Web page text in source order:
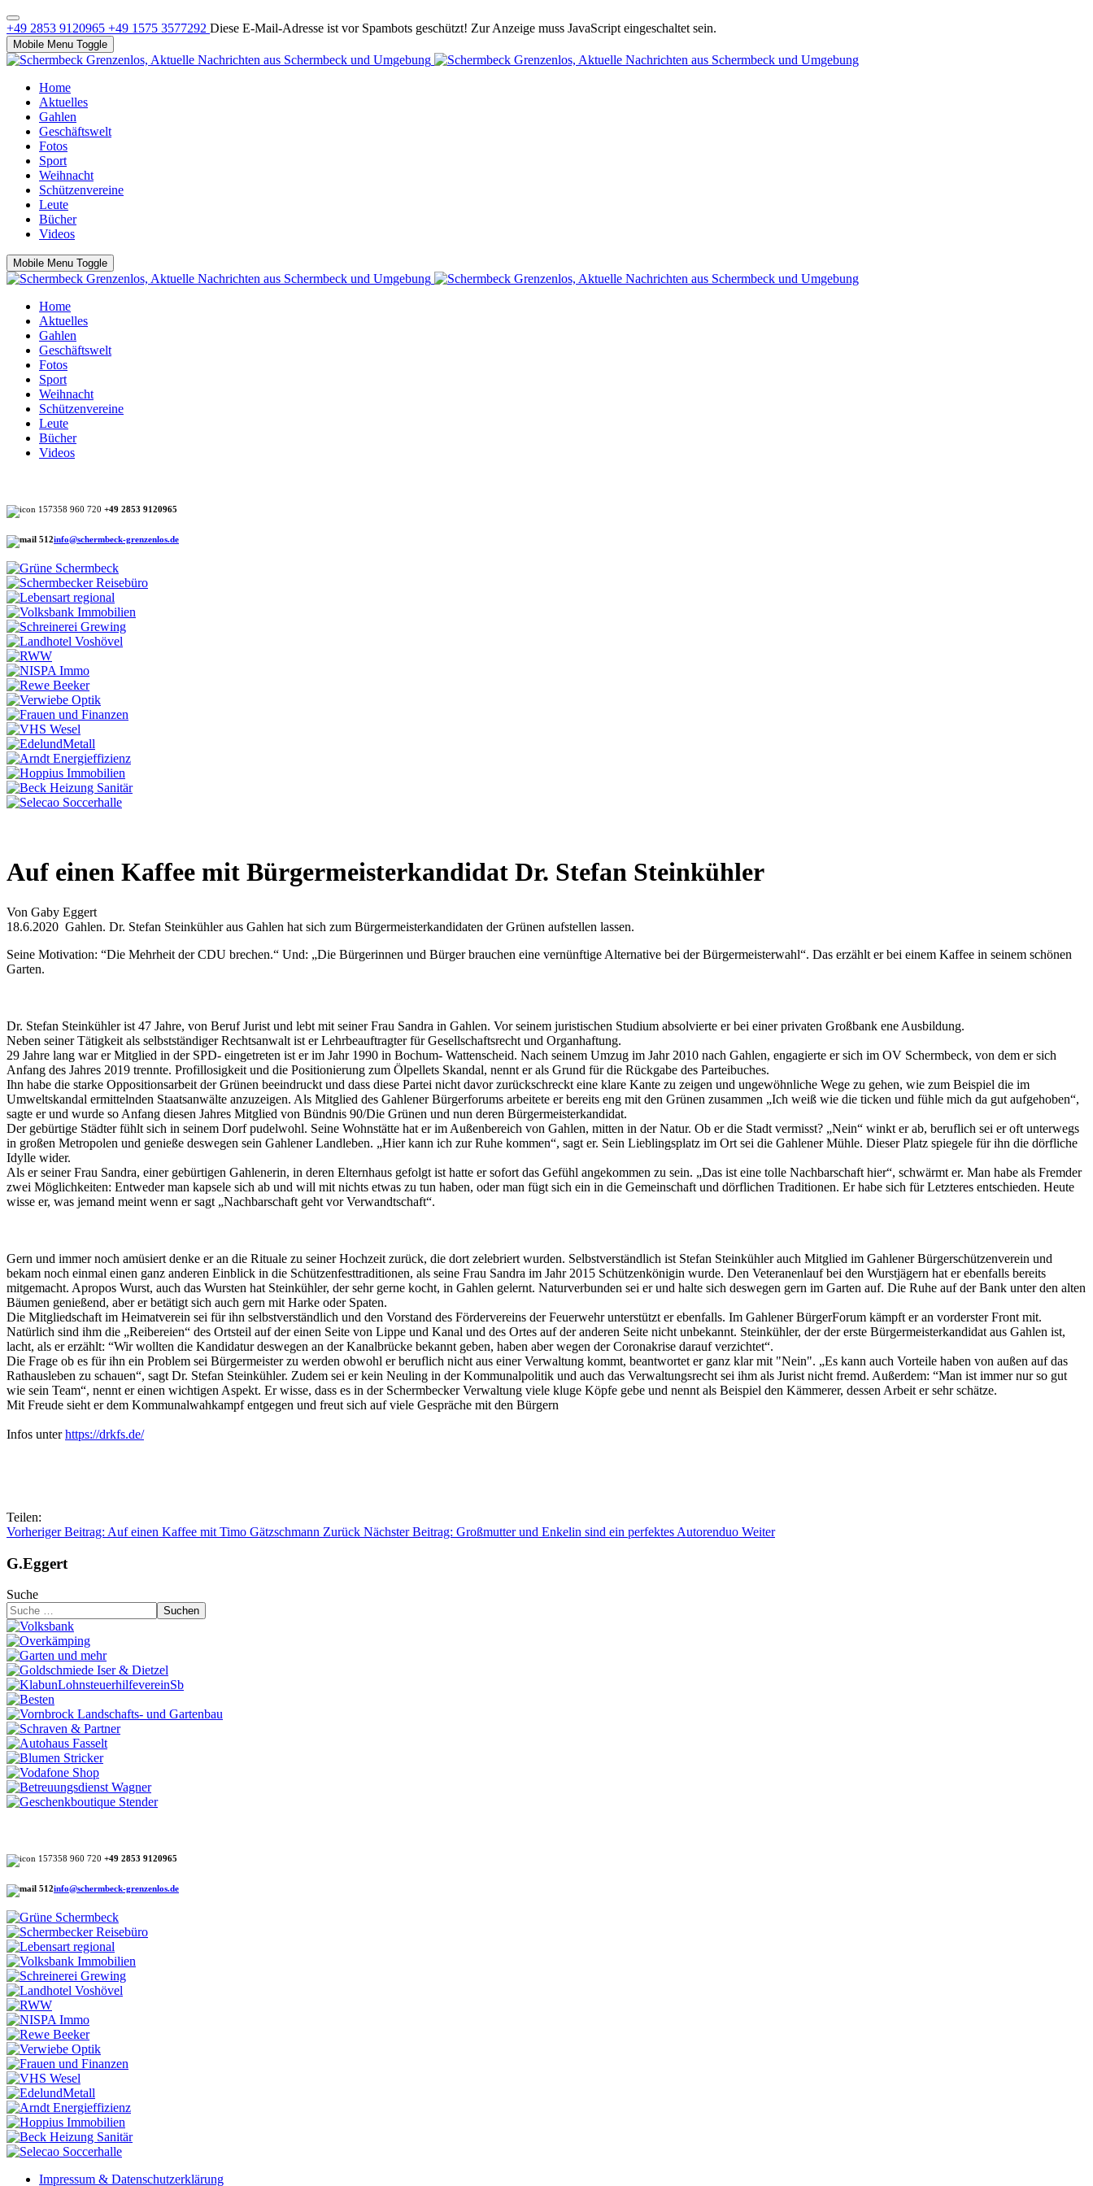
+49 2853 9120965 +49 1575 3577292 Diese E-Mail-Adresse ist vor Spambots geschützt! Zur Anzeige muss JavaScript eingeschaltet sein.
Mobile Menu Toggle
Home
Aktuelles
Gahlen
Geschäftswelt
Fotos
Sport
Weihnacht
Schützenvereine
Leute
Bücher
Videos
Mobile Menu Toggle
Home
Aktuelles
Gahlen
Geschäftswelt
Fotos
Sport
Weihnacht
Schützenvereine
Leute
Bücher
Videos
+49 2853 9120965
info@schermbeck-grenzenlos.de
Auf einen Kaffee mit Bürgermeisterkandidat Dr. Stefan Steinkühler
Von Gaby Eggert
18.6.2020 Gahlen. Dr. Stefan Steinkühler aus Gahlen hat sich zum Bürgermeisterkandidaten der Grünen aufstellen lassen.
Seine Motivation: “Die Mehrheit der CDU brechen.“ Und: „Die Bürgerinnen und Bürger brauchen eine vernünftige Alternative bei der Bürgermeisterwahl“. Das erzählt er bei einem Kaffee in seinem schönen
Garten.
Dr. Stefan Steinkühler ist 47 Jahre, von Beruf Jurist und lebt mit seiner Frau Sandra in Gahlen. Vor seinem juristischen Studium absolvierte er bei einer privaten Großbank ene Ausbildung.
Neben seiner Tätigkeit als selbstständiger Rechtsanwalt ist er Lehrbeauftragter für Gesellschaftsrecht und Organhaftung.
29 Jahre lang war er Mitglied in der SPD- eingetreten ist er im Jahr 1990 in Bochum- Wattenscheid. Nach seinem Umzug im Jahr 2010 nach Gahlen, engagierte er sich im OV Schermbeck, von dem er sich
Anfang des Jahres 2019 trennte. Profillosigkeit und die Positionierung zum Ölpellets Skandal, nennt er als Grund für die Rückgabe des Parteibuches.
Ihn habe die starke Oppositionsarbeit der Grünen beeindruckt und dass diese Partei nicht davor zurückschreckt eine klare Kante zu zeigen und ungewöhnliche Wege zu gehen, wie zum Beispiel die im
Umweltskandal ermittelnden Staatsanwälte anzuzeigen. Als Mitglied des Gahlener Bürgerforums arbeitete er bereits eng mit den Grünen zusammen „Ich weiß wie die ticken und fühle mich da gut aufgehoben“,
sagte er und wurde so Anfang diesen Jahres Mitglied von Bündnis 90/Die Grünen und nun deren Bürgermeisterkandidat.
Der gebürtige Städter fühlt sich in seinem Dorf pudelwohl. Seine Wohnstätte hat er im Außenbereich von Gahlen, mitten in der Natur. Ob er die Stadt vermisst? „Nein“ winkt er ab, beruflich sei er oft unterwegs
in großen Metropolen und genieße deswegen sein Gahlener Landleben. „Hier kann ich zur Ruhe kommen“, sagt er. Sein Lieblingsplatz im Ort sei die Gahlener Mühle. Dieser Platz spiegele für ihn die dörfliche
Idylle wider.
Als er seiner Frau Sandra, einer gebürtigen Gahlenerin, in deren Elternhaus gefolgt ist hatte er sofort das Gefühl angekommen zu sein. „Das ist eine tolle Nachbarschaft hier“, schwärmt er. Man habe als Fremder
zwei Möglichkeiten: Entweder man kapsele sich ab und will mit nichts etwas zu tun haben, oder man fügt sich ein in die Gemeinschaft und dörflichen Traditionen. Er habe sich für Letzteres entschieden. Heute
wisse er, was jemand meint wenn er sagt „Nachbarschaft geht vor Verwandtschaft“.
Gern und immer noch amüsiert denke er an die Rituale zu seiner Hochzeit zurück, die dort zelebriert wurden. Selbstverständlich ist Stefan Steinkühler auch Mitglied im Gahlener Bürgerschützenverein und
bekam noch einmal einen ganz anderen Einblick in die Schützenfesttraditionen, als seine Frau Sandra im Jahr 2015 Schützenkönigin wurde. Den Veteranenlauf bei den Wurstjägern hat er ebenfalls bereits
mitgemacht. Apropos Wurst, auch das Wursten hat Steinkühler, der sehr gerne kocht, in Gahlen gelernt. Naturverbunden sei er und halte sich deswegen gern im Garten auf. Die Ruhe auf der Bank unter den alten
Bäumen genießend, aber er betätigt sich auch gern mit Harke oder Spaten.
Die Mitgliedschaft im Heimatverein sei für ihn selbstverständlich und den Vorstand des Fördervereins der Feuerwehr unterstützt er ebenfalls. Im Gahlener BürgerForum kämpft er an vorderster Front mit.
Natürlich sind ihm die „Reibereien“ des Ortsteil auf der einen Seite von Lippe und Kanal und des Ortes auf der anderen Seite nicht unbekannt. Steinkühler, der der erste Bürgermeisterkandidat aus Gahlen ist,
lacht, als er erzählt: “Wir wollten die Kandidatur deswegen an der Kanalbrücke bekannt geben, haben aber wegen der Coronakrise darauf verzichtet“.
Die Frage ob es für ihn ein Problem sei Bürgermeister zu werden obwohl er beruflich nicht aus einer Verwaltung kommt, beantwortet er ganz klar mit "Nein". „Es kann auch Vorteile haben von außen auf das
Rathausleben zu schauen“, sagt Dr. Stefan Steinkühler. Zudem sei er kein Neuling in der Kommunalpolitik und auch das Verwaltungsrecht sei ihm als Jurist nicht fremd. Außerdem: “Man ist immer nur so gut
wie sein Team“, nennt er einen wichtigen Aspekt. Er wisse, dass es in der Schermbecker Verwaltung viele kluge Köpfe gebe und nennt als Beispiel den Kämmerer, dessen Arbeit er sehr schätze.
Mit Freude sieht er dem Kommunalwahkampf entgegen und freut sich auf viele Gespräche mit den Bürgern
Infos unterhttps://drkfs.de/
Teilen:
Vorheriger Beitrag: Auf einen Kaffee mit Timo Gätzschmann Zurück Nächster Beitrag: Großmutter und Enkelin sind ein perfektes Autorenduo Weiter
G.Eggert
Suche
Suchen
+49 2853 9120965
info@schermbeck-grenzenlos.de
Impressum & Datenschutzerklärung